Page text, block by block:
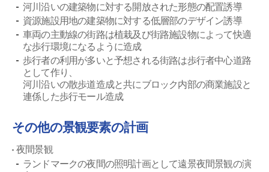
河川沿いの建築物に対する開放された形態の配置誘導
資源施設用地の建築物に対する低層部のデザイン誘導
車両の主動線の街路は植栽及び街路施設物によって快適
な歩行環境になるように造成
歩行者の利用が多いと予想される街路は歩行者中心道路
として作り、
河川沿いの散歩道造成と共にブロック内部の商業施設と
連係した歩行モール造成
その他の景観要素の計画
夜間景観
ランドマークの夜間の照明計画として遠景夜間景観の演